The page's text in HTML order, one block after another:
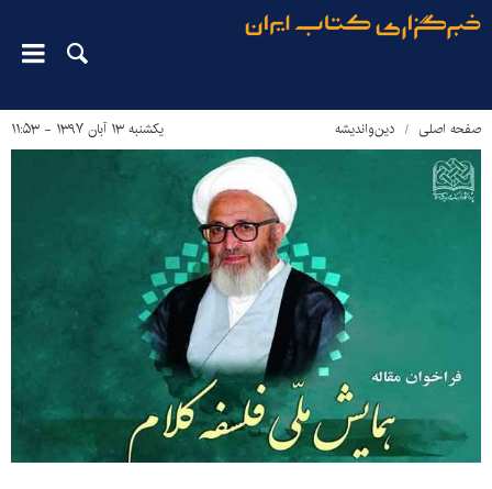
صفحه اصلی دین‌واندیشه یکشنبه ۱۳ آبان ۱۳۹۷ - ۱۱:۵۳